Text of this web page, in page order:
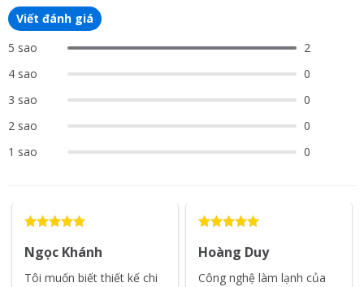
Viết đánh giá
5 sao
2
4 sao
0
3 sao
0
2 sao
0
1 sao
0
Ngọc Khánh
Tôi muốn biết thiết kế chi
Hoàng Duy
Công nghệ làm lạnh của